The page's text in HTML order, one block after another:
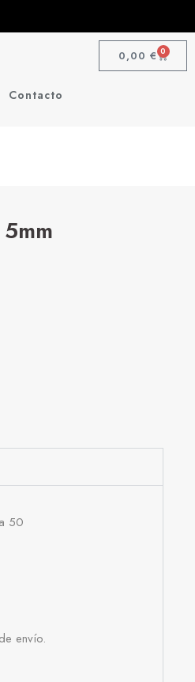
0,00 € 0
Contacto
50
envío.